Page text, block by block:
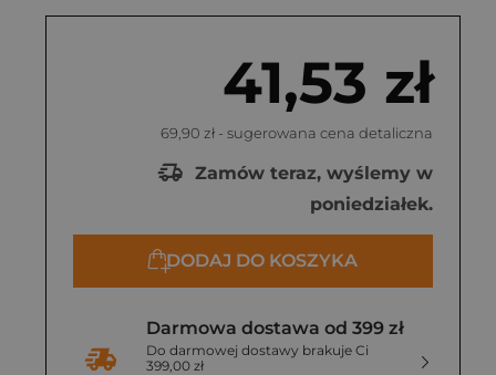
41,53 zł
69,90 zł - sugerowana cena detaliczna
Zamów teraz, wyślemy w
poniedziałek.
DODAJ DO KOSZYKA
Darmowa dostawa od 399 zł
Do darmowej dostawy brakuje Ci
399,00 zł